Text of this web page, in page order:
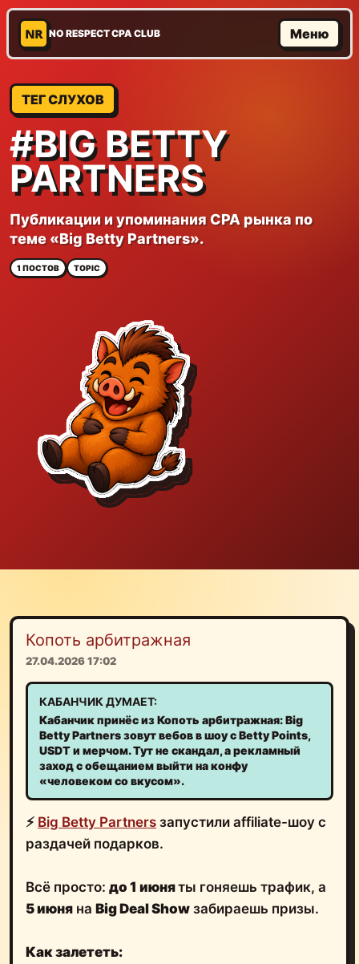
NR NO RESPECT CPA CLUB Меню
ТЕГ СЛУХОВ
#BIG BETTY
PARTNERS
Публикации и упоминания CPA рынка по
теме «Big Betty Partners».
1 ПОСТОВ TOPIC
Копоть арбитражная
27.04.2026 17:02
КАБАНЧИК ДУМАЕТ:
Кабанчик принёс из Копоть арбитражная: Big
Betty Partners зовут вебов в шоу с Betty Points,
USDT и мерчом. Тут не скандал, а рекламный
заход с обещанием выйти на конфу
«человеком со вкусом».
⚡️ Big Betty Partners запустили affiliate-шоу с
раздачей подарков.
Всё просто: до 1 июняты гоняешь трафик, а
5 июня на Big Deal Show забираешь призы.
Как залететь: